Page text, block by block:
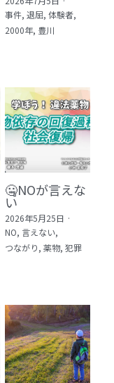
冊
ビジネスモデ
技術 12冊
画・ドラマ・
事件, 退屈, 体験者,
2000年, 豊川
🤐NOが言えな
い
2026年5月25日 ·
NO, 言えない,
つながり, 薬物, 犯罪